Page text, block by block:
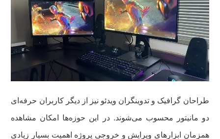
طراحان گرافیک و تدوینگران ویدئو نیز از دیگر کاربران حرفه‌ای
دو مانیتور محسوب می‌شوند. در این حوزه‌ها امکان مشاهده
همزمان ابزارهای ویرایش و خروجی پروژه اهمیت بسیار زیادی